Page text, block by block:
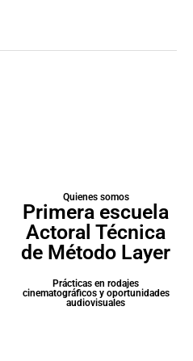
Quienes somos
Primera escuela
Actoral Técnica
de Método Layer
Prácticas en rodajes
cinematográficos y oportunidades
audiovisuales